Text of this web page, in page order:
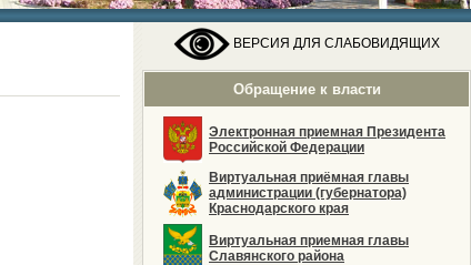
ВЕРСИЯ ДЛЯ СЛАБОВИДЯЩИХ
Обращение к власти
Электронная приемная Президента
Российской Федерации
Виртуальная приёмная главы
администрации (губернатора)
Краснодарского края
Виртуальная приемная главы
Славянского района